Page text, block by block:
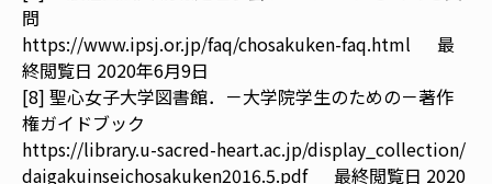
問
https://www.ipsj.or.jp/faq/chosakuken-faq.html
最
終閲覧日 2020年6月9日
[8] 聖心女子大学図書館．－大学院学生のための－著作
権ガイドブック
https://library.u-sacred-heart.ac.jp/display_collection/
daigakuinseichosakuken2016.5.pdf
最終閲覧日 2020